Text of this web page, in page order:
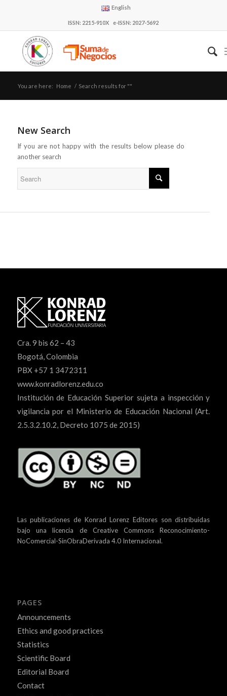
English
ISSN: 2215-910X e-ISSN: 2027-5692
You are here: Home / Search results for ""
New Search
If you are not happy with the results below please do
another search
Cra. 9 bis 62 – 43
Bogotá, Colombia
PBX +57 1 3472311
www.konradlorenz.edu.co
Institución de Educación Superior sujeta a inspección y
vigilancia por el Ministerio de Educación Nacional (Art.
2.5.3.2.10.2, Decreto 1075 de 2015)
Las publicaciones de Konrad Lorenz Editores son distribuidas
bajo unalicencia de Creative Commons Reconocimiento-
NoComercial-SinObraDerivada 4.0 Internacional.
PAGES
Announcements
Ethics and good practices
Statistics
Scientific Board
Editorial Board
Contact